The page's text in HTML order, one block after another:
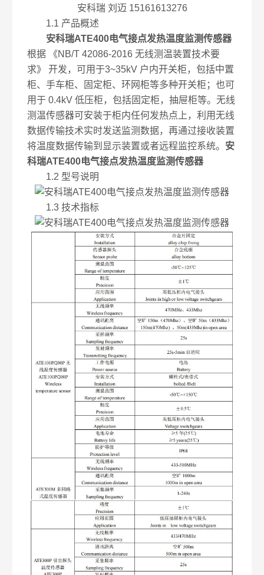
安科瑞 刘迈 15161613276
1.1 产品概述
安科瑞ATE400电气接点发热温度监测传感器
根据 《NB/T 42086-2016 无线测温装置技术要
求》 开发，可用于3~35kV 户内开关柜，包括中置
柜、手车柜、固定柜、环网柜等多种开关柜；也可
用于 0.4kV 低压柜，包括固定柜，抽屉柜等。无线
测温传感器可安装于柜内任何发热点上，利用无线
数据传输技术实时发送监测数据，再通过接收装置
将温度数据传输到显示装置或者远程监控系统。 安
科瑞ATE400电气接点发热温度监测传感器
1.2 型号说明
1.3 技术指标